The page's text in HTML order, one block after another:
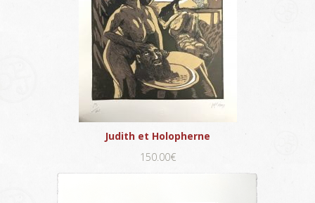
Judith et Holopherne
150.00€